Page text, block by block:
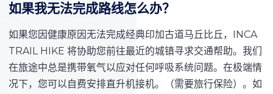
如果我无法完成路线怎么办？
如果您因健康原因无法完成经典印加古道马丘比丘，INCA
TRAIL HIKE 将协助您前往最近的城镇寻求交通帮助。我们
在旅途中总是携带氧气以应对任何呼吸系统问题。在极端情
况下，您可以自费安排直升机接机。（需要旅行保险）。如